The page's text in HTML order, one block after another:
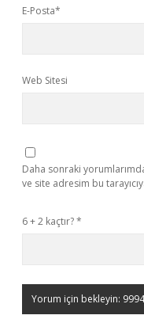
E-Posta*
Web Sitesi
Daha sonraki
ve site adresim bu
6 + 2 kaçtır?*